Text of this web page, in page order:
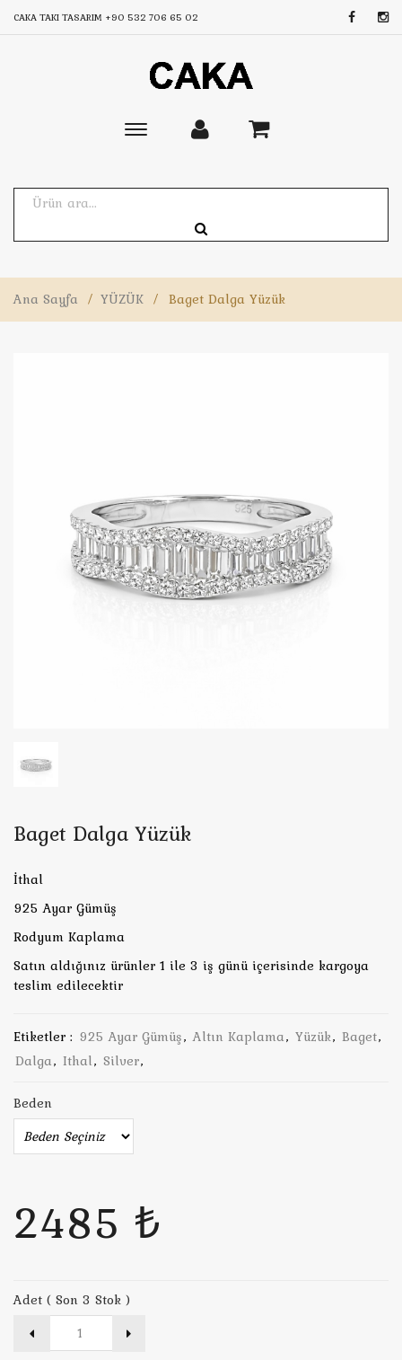
CAKA TAKI TASARIM +90 532 706 65 02
Toggle
Ana Sayfa / YÜZÜK / Baget Dalga Yüzük
Baget Dalga Yüzük
İthal
925 Ayar Gümüş
Rodyum Kaplama
Satın aldığınız ürünler 1 ile 3 iş günü içerisinde kargoya
teslim edilecektir
Etiketler : 925 Ayar Gümüş, Altın Kaplama, Yüzük, Baget,
Dalga, Ithal, Silver,
Beden
2485 ₺
Adet ( Son 3 Stok )